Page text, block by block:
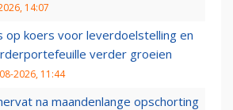
14:07
op koers voor leverdoelstelling en
verder groeien
2026, 11:44
na maandenlange opschorting